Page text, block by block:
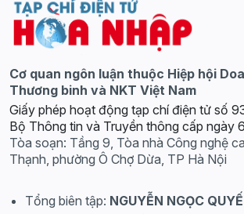
Cơ quan ngôn luận thuộc Hiệp hội
Thương binh và NKT Việt Nam
Giấy phép hoạt động tạp chí điện tử số
Bộ Thông tin và Truyền thông cấp ngày
Tòa soạn: Tầng 9, Tòa nhà Công nghệ
Thạnh, phường Ô Chợ Dừa, TP Hà Nội
Tổng biên tập: NGUYỄN NGỌC